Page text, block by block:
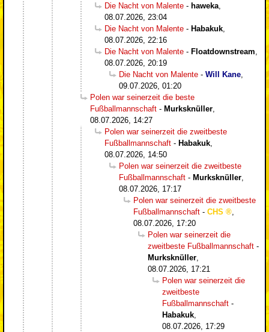
Die Nacht von Malente - haweka
08.07.2026, 23:04
Die Nacht von Malente - Habakuk
08.07.2026, 22:16
Die Nacht von Malente - Floatdownstream
08.07.2026, 20:19
Die Nacht von Malente - Will Kane
09.07.2026, 01:20
Polen war seinerzeit die beste
Fußballmannschaft - Murksknüller
08.07.2026, 14:27
Polen war seinerzeit die zweitbeste
Fußballmannschaft - Habakuk
08.07.2026, 14:50
Polen war seinerzeit die zweitbeste
Fußballmannschaft - Murksknüller
08.07.2026, 17:17
Polen war seinerzeit die zweitbeste
Fußballmannschaft - CHS
08.07.2026, 17:20
Polen war seinerzeit die
zweitbeste Fußballmannschaft -
Murksknüller
08.07.2026, 17:21
Polen war seinerzeit die
zweitbeste
Fußballmannschaft -
Habakuk
08.07.2026, 17:29